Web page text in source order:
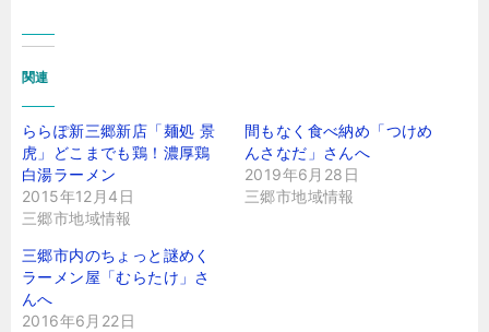
関連
ららぽ新三郷新店「麺処 景
虎」どこまでも鶏！濃厚鶏
白湯ラーメン
2015年12月4日
三郷市地域情報
間もなく食べ納め「つけめ
んさなだ」さんへ
2019年6月28日
三郷市地域情報
三郷市内のちょっと謎めく
ラーメン屋「むらたけ」さ
んへ
2016年6月22日